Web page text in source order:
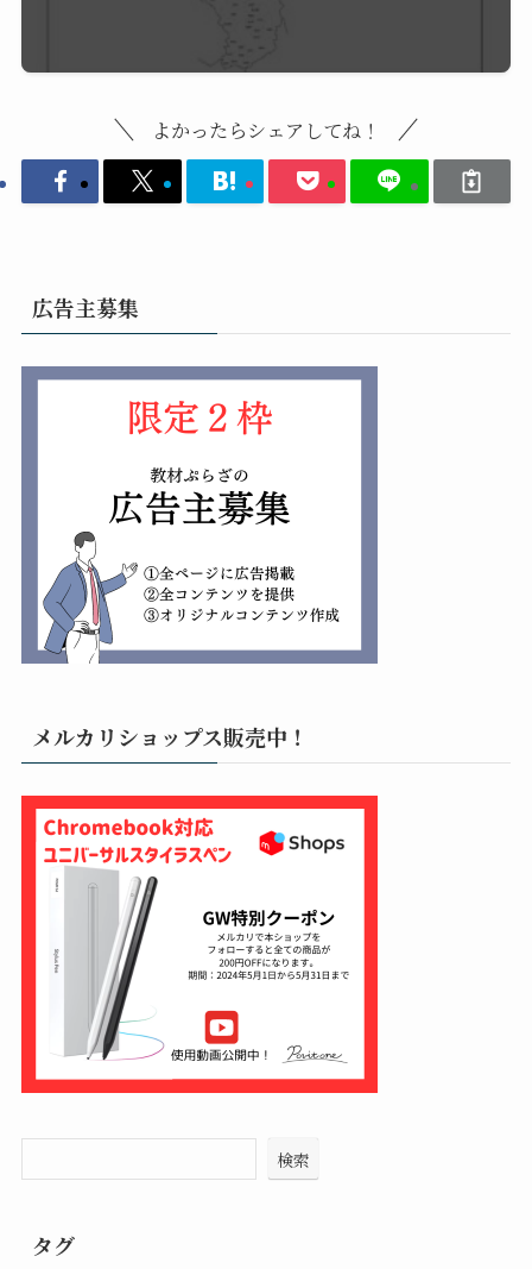
よかったらシェアしてね！
広告主募集
メルカリショップス販売中！
検索
タグ